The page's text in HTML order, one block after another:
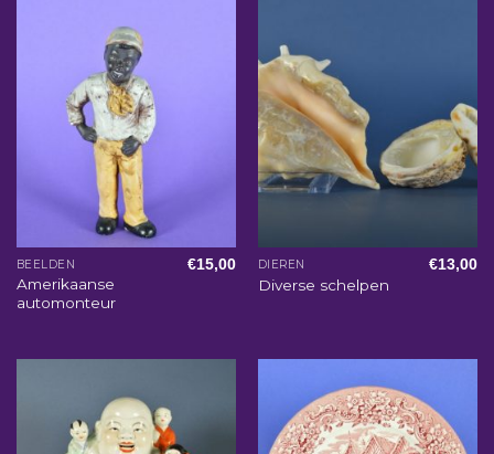
BEELDEN
Amerikaanse
automonteur
€15,00 DIEREN
Diverse schelpen
€13,00